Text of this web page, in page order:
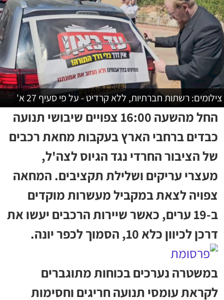
צילומים: רשתות חברתיות, ללא קרדיט - על פי סעיף 27 א'
החל מהשעה 16:00 צפויים שיבושי תנועה
כבדים ברחבי הארץ בעקבות מחאת רכבים
של הציבור החרדי נגד הגיוס לצה'ל,
מעצרי עריקים ושלילת תקציבים. המחאה
צפויה לצאת במקביל מעשרות מוקדים
ב-19 ערים, כאשר שיירות הרכבים יעשו את
דרכן לכיוון כלא 10, הסמוך לכפר יונה.
במשטרה נערכים בכוחות מתוגברים
לקראת עומסי תנועה חריגים וחסימות